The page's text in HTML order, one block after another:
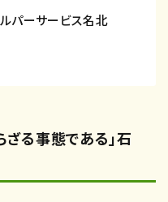
パーサービス名北
ざる事態である」石